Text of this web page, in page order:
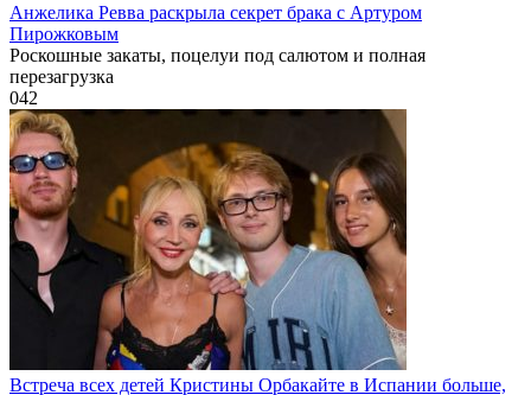
Анжелика Ревва раскрыла секрет брака с Артуром
Пирожковым
Роскошные закаты, поцелуи под салютом и полная
перезагрузка
042
Встреча всех детей Кристины Орбакайте в Испании больше,